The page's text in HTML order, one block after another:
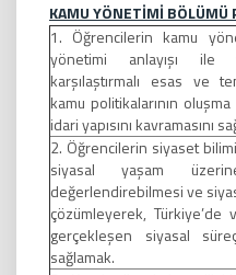
KAMU YÖNETİMİ BÖLÜMÜ
1. Öğrencilerin kamu
yönetimi anlayışı ile
karşılaştırmalı esas ve
kamu politikalarının
idari yapısını kavramasını
2. Öğrencilerin siyaset
siyasal yaşam
değerlendirebilmesi ve
çözümleyerek,
gerçekleşen siyasal
sağlamak.